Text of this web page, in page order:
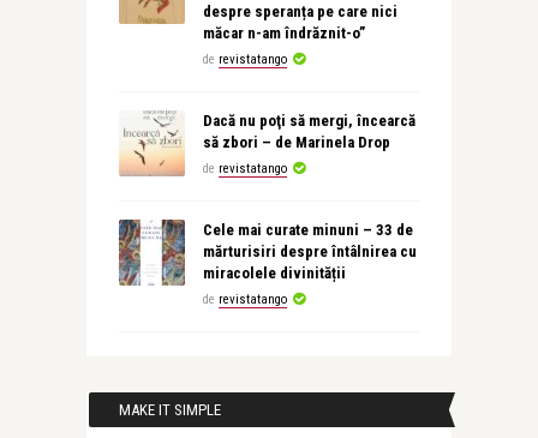
despre speranța pe care nici
măcar n-am îndrăznit-o”
de revistatango
Dacă nu poţi să mergi, încearcă
să zbori – de Marinela Drop
de revistatango
Cele mai curate minuni – 33 de
mărturisiri despre întâlnirea cu
miracolele divinității
de revistatango
MAKE IT SIMPLE